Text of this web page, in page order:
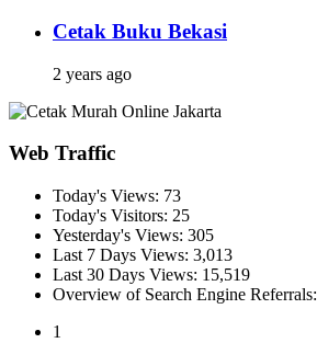
Cetak Buku Bekasi
2 years ago
Web Traffic
Today's Views: 73
Today's Visitors: 25
Yesterday's Views: 305
Last 7 Days Views: 3,013
Last 30 Days Views: 15,519
Overview of Search Engine Referrals:
1